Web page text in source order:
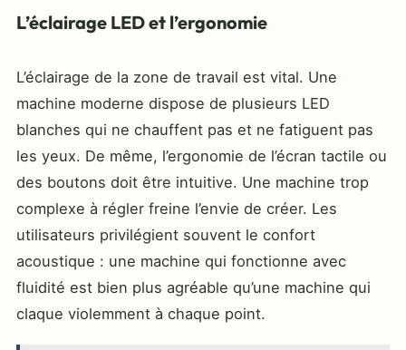
L’éclairage LED et l’ergonomie
L’éclairage de la zone de travail est vital. Une
machine moderne dispose de plusieurs LED
blanches qui ne chauffent pas et ne fatiguent pas
les yeux. De même, l’ergonomie de l’écran tactile ou
des boutons doit être intuitive. Une machine trop
complexe à régler freine l’envie de créer. Les
utilisateurs privilégient souvent le confort
acoustique : une machine qui fonctionne avec
fluidité est bien plus agréable qu’une machine qui
claque violemment à chaque point.